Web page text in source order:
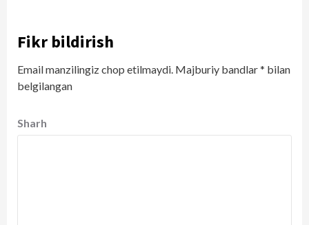
Fikr bildirish
Email manzilingiz chop etilmaydi. Majburiy bandlar* bilan
belgilangan
Sharh